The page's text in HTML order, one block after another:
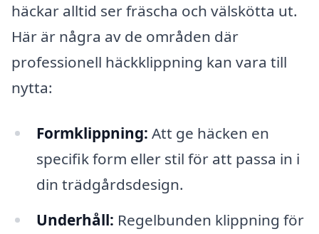
häckar alltid ser fräscha och välskötta ut.
Här är några av de områden där
professionell häckklippning kan vara till
nytta:
Formklippning: Att ge häcken en
specifik form eller stil för att passa in i
din trädgårdsdesign.
Underhåll: Regelbunden klippning för